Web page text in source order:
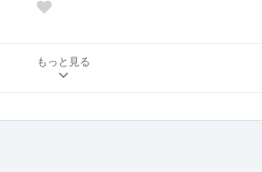
もっと見る